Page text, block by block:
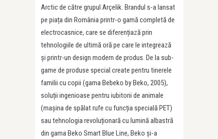
Arctic de către grupul Arçelik. Brandul s-a lansat
pe piața din România printr-o gamă completă de
electrocasnice, care se diferențiază prin
tehnologiile de ultimă oră pe care le integrează
și printr-un design modern de produs. De la sub-
game de produse special create pentru tinerele
familii cu copii (gama Bebeko by Beko, 2005),
soluții ingenioase pentru iubitorii de animale
(mașina de spălat rufe cu funcția specială PET)
sau tehnologia revoluționară cu lumină albastră
din gama Beko Smart Blue Line, Beko și-a